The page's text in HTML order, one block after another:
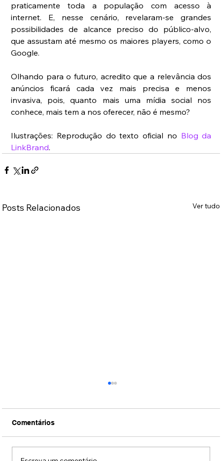
praticamente toda a população com acesso à
internet. E, nesse cenário, revelaram-se grandes
possibilidades de alcance preciso do público-alvo,
que assustam até mesmo os maiores players, como o
Google.
Olhando para o futuro, acredito que a relevância dos
anúncios ficará cada vez mais precisa e menos
invasiva, pois, quanto mais uma mídia social nos
conhece, mais tem a nos oferecer, não é mesmo?
Ilustrações: Reprodução do texto oficial no Blog da
LinkBrand.
Posts Relacionados Ver tudo
Comentários